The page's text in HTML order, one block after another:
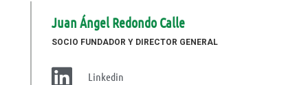
Juan Ángel Redondo Calle
SOCIO FUNDADOR Y DIRECTOR GENERAL
Linkedin